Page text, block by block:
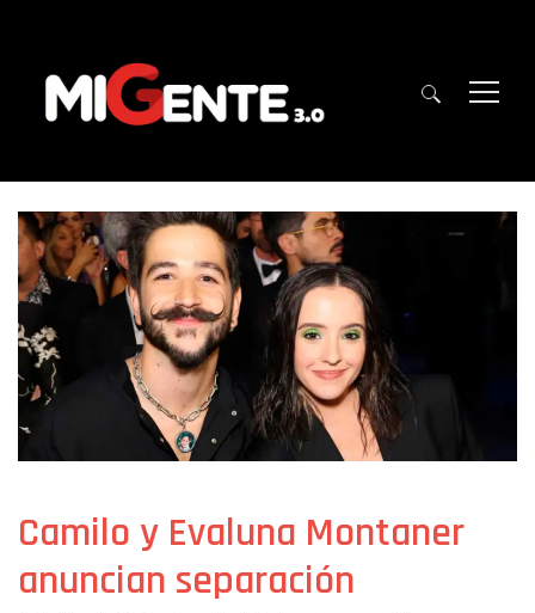
Camilo y Evaluna Montaner
anuncian separación